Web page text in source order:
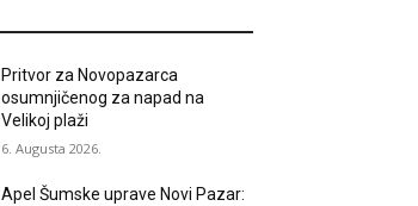
Pritvor za Novopazarca
osumnjičenog za napad na
Velikoj plaži
6. Augusta 2026.
Apel Šumske uprave Novi Pazar: